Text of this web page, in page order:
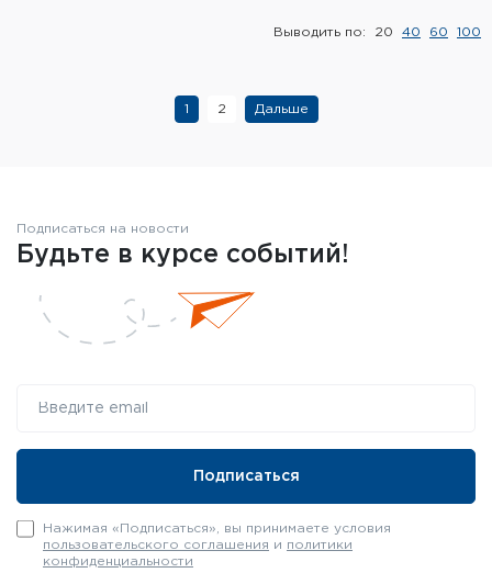
Выводить по: 20 40 60 100
1 2 Дальше
Подписаться на новости
Будьте в курсе событий!
Нажимая «Подписаться», вы принимаете условия
пользовательского соглашения и политики
конфиденциальности